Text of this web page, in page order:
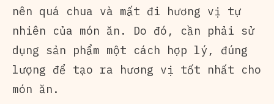
nên quá chua và mất đi hương vị tự
nhiên của món ăn. Do đó, cần phải sử
dụng sản phẩm một cách hợp lý, đúng
lượng để tạo ra hương vị tốt nhất cho
món ăn.